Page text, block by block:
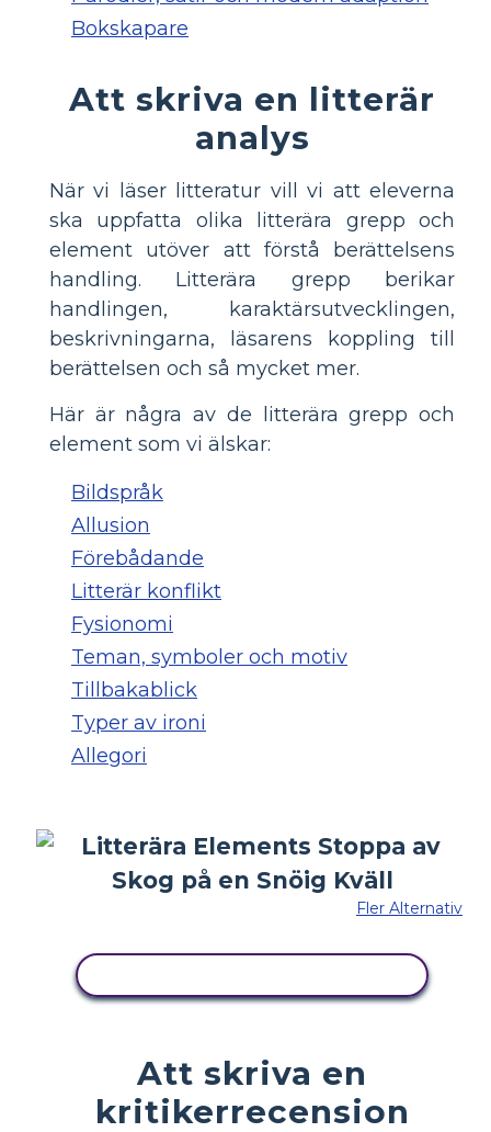
Bokskapare
Att skriva en litterär
analys
När vi läser litteratur vill vi att eleverna
ska uppfatta olika litterära grepp och
element utöver att förstå berättelsens
handling. Litterära grepp berikar
handlingen, karaktärsutvecklingen,
beskrivningarna, läsarens koppling till
berättelsen och så mycket mer.
Här är några av de litterära grepp och
element som vi älskar:
Bildspråk
Allusion
Förebådande
Litterär konflikt
Fysionomi
Teman, symboler och motiv
Tillbakablick
Typer av ironi
Allegori
Fler Alternativ
Att skriva en
kritikerrecension